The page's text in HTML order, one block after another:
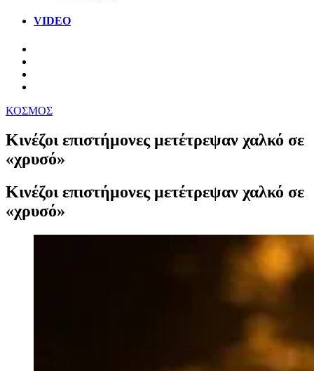
VIDEO
ΚΟΣΜΟΣ
Κινέζοι επιστήμονες μετέτρεψαν χαλκό σε
«χρυσό»
Κινέζοι επιστήμονες μετέτρεψαν χαλκό σε
«χρυσό»